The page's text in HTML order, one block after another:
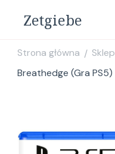
Zetgiebe
Strona główna / Sklep
Breathedge (Gra PS5)